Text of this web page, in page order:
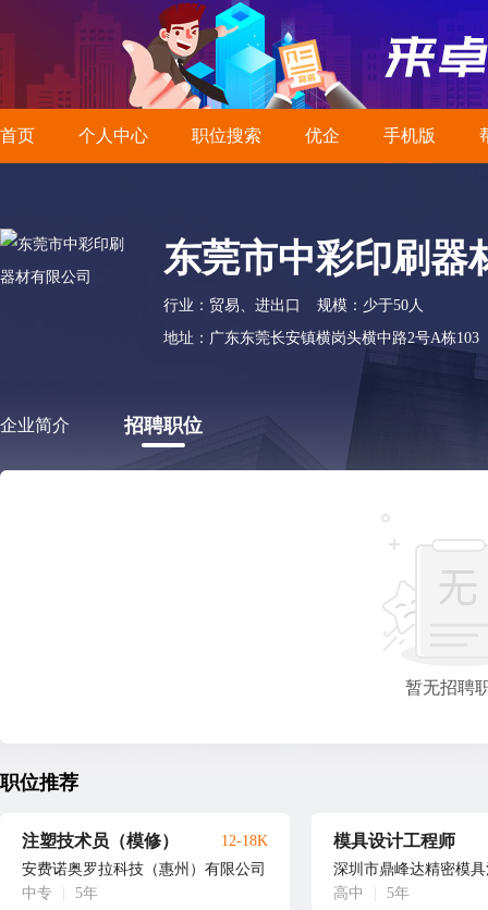
首页 个人中心 职位搜索 优企 手机版
东莞市中彩印刷器
行业：贸易、进出口
规模：少于50人
地址：广东东莞长安镇横岗头横中路2号A栋103
企业简介 招聘职位
暂无招聘
职位推荐
注塑技术员（模修）
安费诺奥罗拉科技（惠州）有限公司
中专
5年
12-18K 模具设计工程师
深圳市鼎峰达精密模
高中
5年